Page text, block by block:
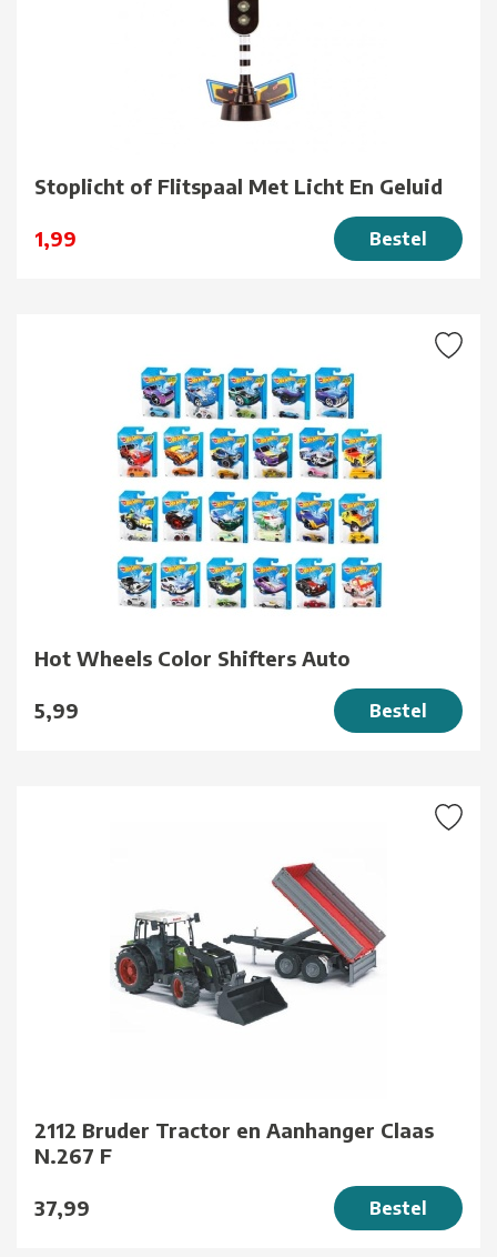
Stoplicht of Flitspaal Met Licht En Geluid
1,99 Bestel
Hot Wheels Color Shifters Auto
5,99 Bestel
2112 Bruder Tractor en Aanhanger Claas
N.267 F
37,99 Bestel